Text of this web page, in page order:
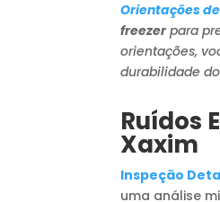
Orientações
freezerpara
orientações,
durabilidade
Ruídos
Xaxim
Inspeção
uma análise